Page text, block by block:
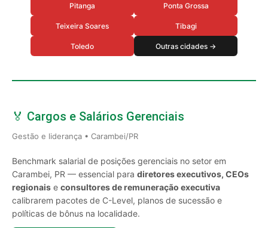
Pitanga Ponta Grossa
Teixeira Soares Tibagi
Toledo Outras cidades →
🏅 Cargos e Salários Gerenciais
Gestão e liderança • Carambei/PR
Benchmark salarial de posições gerenciais no setor em
Carambei, PR — essencial para diretores executivos, CEOs
regionais e consultores de remuneração executiva
calibrarem pacotes de C-Level, planos de sucessão e
políticas de bônus na localidade.